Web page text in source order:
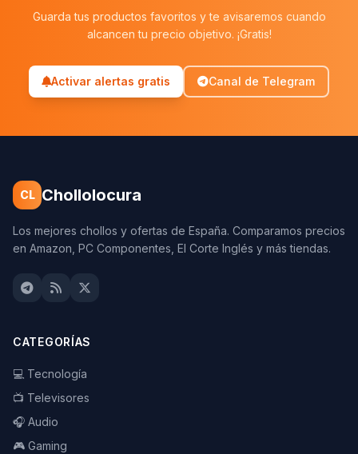
Guarda tus productos favoritos y te avisaremos cuando
alcancen tu precio objetivo. ¡Gratis!
Activar alertas gratis Canal de Telegram
CL Chollolocura
Los mejores chollos y ofertas de España. Comparamos precios
en Amazon, PC Componentes, El Corte Inglés y más tiendas.
CATEGORÍAS
💻 Tecnología
📺 Televisores
🎧 Audio
🎮 Gaming